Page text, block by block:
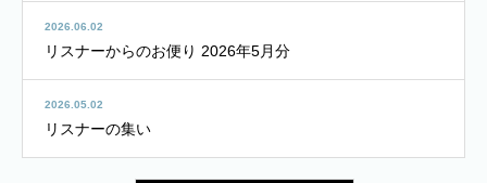
2026.06.02
リスナーからのお便り 2026年5月分
2026.05.02
リスナーの集い